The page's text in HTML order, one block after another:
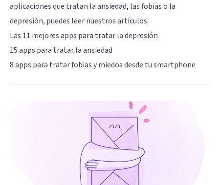
aplicaciones que tratan la ansiedad, las fobias o la
depresión, puedes leer nuestros artículos:
Las 11 mejores apps para tratar la depresión
15 apps para tratar la ansiedad
8 apps para tratar fobias y miedos desde tu smartphone